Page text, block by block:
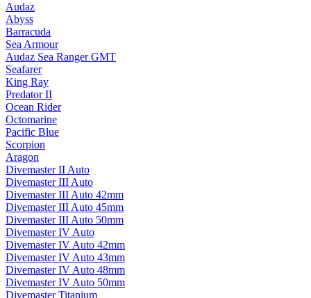
Audaz
Abyss
Barracuda
Sea Armour
Audaz Sea Ranger GMT
Seafarer
King Ray
Predator II
Ocean Rider
Octomarine
Pacific Blue
Scorpion
Aragon
Divemaster II Auto
Divemaster III Auto
Divemaster III Auto 42mm
Divemaster III Auto 45mm
Divemaster III Auto 50mm
Divemaster IV Auto
Divemaster IV Auto 42mm
Divemaster IV Auto 43mm
Divemaster IV Auto 48mm
Divemaster IV Auto 50mm
Divemaster Titanium